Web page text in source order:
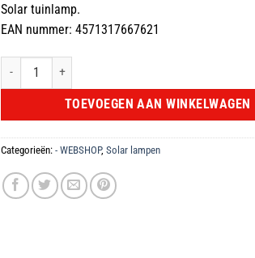
was:
€16.50.€9.99.
Solar tuinlamp.
EAN nummer: 4571317667621
Solar tuinlamp XF-2903 aantal
TOEVOEGEN AAN WINKELWAGEN
Categorieën:- WEBSHOP,Solar lampen